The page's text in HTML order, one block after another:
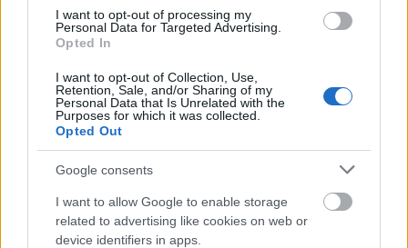
I want to opt-out of processing my
Personal Data for Targeted Advertising.
Opted In
I want to opt-out of Collection, Use,
Retention, Sale, and/or Sharing of my
Personal Data that Is Unrelated with the
Purposes for which it was collected.
Opted Out
Google consents
I want to allow Google to enable storage
related to advertising like cookies on web or
device identifiers in apps.
nap mint nap elegendő tápanyagot kapjon a
szervezeted. Annyi biztos, hogy ha többször eszel
kevesebbet, mondjuk 2-3 órás időközönként, azzal
megkönnyítheted a tested működését, és annak is
kisebb lesz az esélye, hogy a nap folyamán túl
hamar megéhezel, így esetlegesen túleszed magad.
Csak tárazz be otthon különféle egészséges
alapanyagokból, például gyümölcsökből,
étkezésre sikerül majd összedobnod valamilyen
egészséges, tápláló finomságot.